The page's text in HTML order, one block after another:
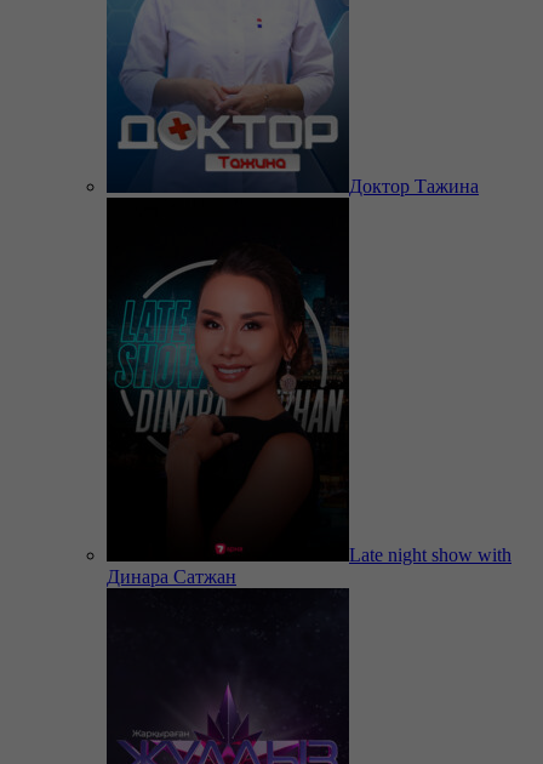
Доктор Тажина
Late night show with
Динара Сатжан